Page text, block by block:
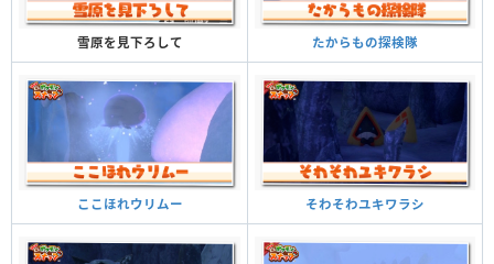
雪原を見下ろして たからもの探検隊
ここほれウリムー そわそわユキワラシ